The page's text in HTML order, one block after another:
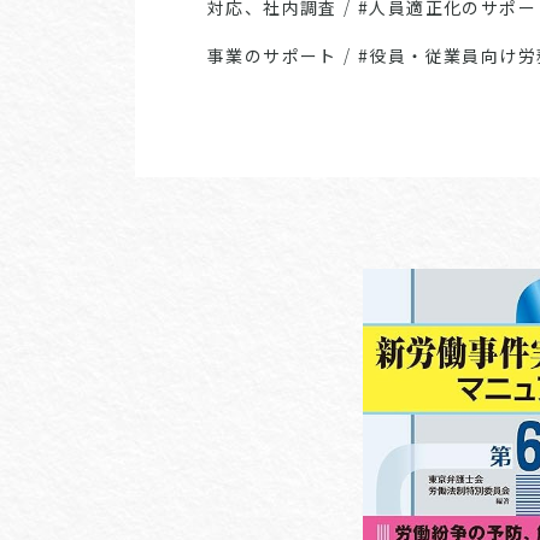
対応、社内調査 /#人員適正化のサポ
事業のサポート /#役員・従業員向け